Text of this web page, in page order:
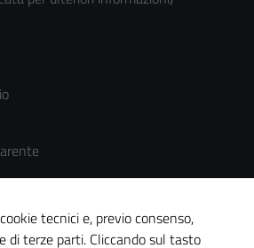
tecnici e, previo consenso,
di terze parti. Cliccando sul tasto